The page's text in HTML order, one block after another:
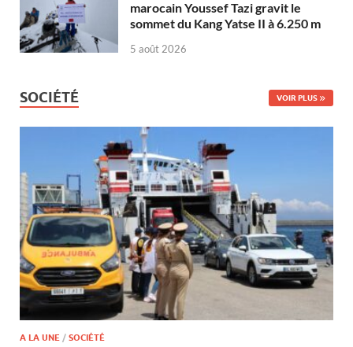
marocain Youssef Tazi gravit le
sommet du Kang Yatse II à 6.250 m
5 août 2026
SOCIÉTÉ VOIR PLUS
A LA UNE / SOCIÉTÉ